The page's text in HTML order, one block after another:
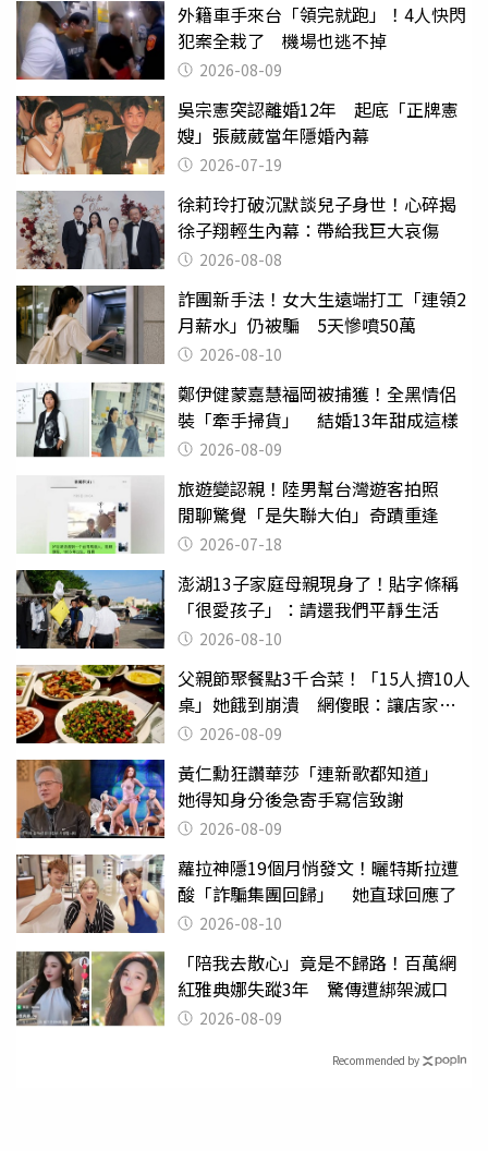
外籍車手來台「領完就跑」！4人快閃
犯案全栽了 機場也逃不掉
2026-08-09
吳宗憲突認離婚12年 起底「正牌憲
嫂」張葳葳當年隱婚內幕
2026-07-19
徐莉玲打破沉默談兒子身世！心碎揭
徐子翔輕生內幕：帶給我巨大哀傷
2026-08-08
詐團新手法！女大生遠端打工「連領2
月薪水」仍被騙 5天慘噴50萬
2026-08-10
鄭伊健蒙嘉慧福岡被捕獲！全黑情侶
裝「牽手掃貨」 結婚13年甜成這樣
2026-08-09
旅遊變認親！陸男幫台灣遊客拍照
閒聊驚覺「是失聯大伯」奇蹟重逢
2026-07-18
澎湖13子家庭母親現身了！貼字條稱
「很愛孩子」：請還我們平靜生活
2026-08-10
父親節聚餐點3千合菜！「15人擠10人
桌」她餓到崩潰 網傻眼：讓店家看
笑話2026-08-09
黃仁勳狂讚華莎「連新歌都知道」
她得知身分後急寄手寫信致謝
2026-08-09
蘿拉神隱19個月悄發文！曬特斯拉遭
酸「詐騙集團回歸」 她直球回應了
2026-08-10
「陪我去散心」竟是不歸路！百萬網
紅雅典娜失蹤3年 驚傳遭綁架滅口
2026-08-09
Recommended by